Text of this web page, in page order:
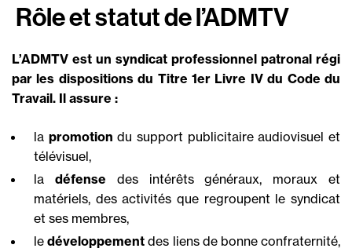
Rôle et statut de l’ADMTV
L’ADMTV est un syndicat professionnel patronal régi
par les dispositions du Titre 1er Livre IV du Code du
Travail. Il assure :
la promotion du support publicitaire audiovisuel et
télévisuel,
la défense des intérêts généraux, moraux et
matériels, des activités que regroupent le syndicat
et ses membres,
ledéveloppement des liens de bonne confraternité,